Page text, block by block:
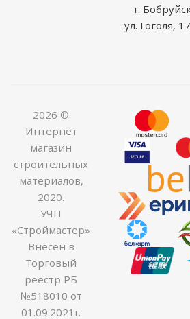
г.
ул. Гоголя,
2026 ©
Интернет
магазин
строительных
материалов,
2020.
УЧП
«Строймастер»
Внесен в
Торговый
реестр РБ
№518010 от
01.09.2021г.